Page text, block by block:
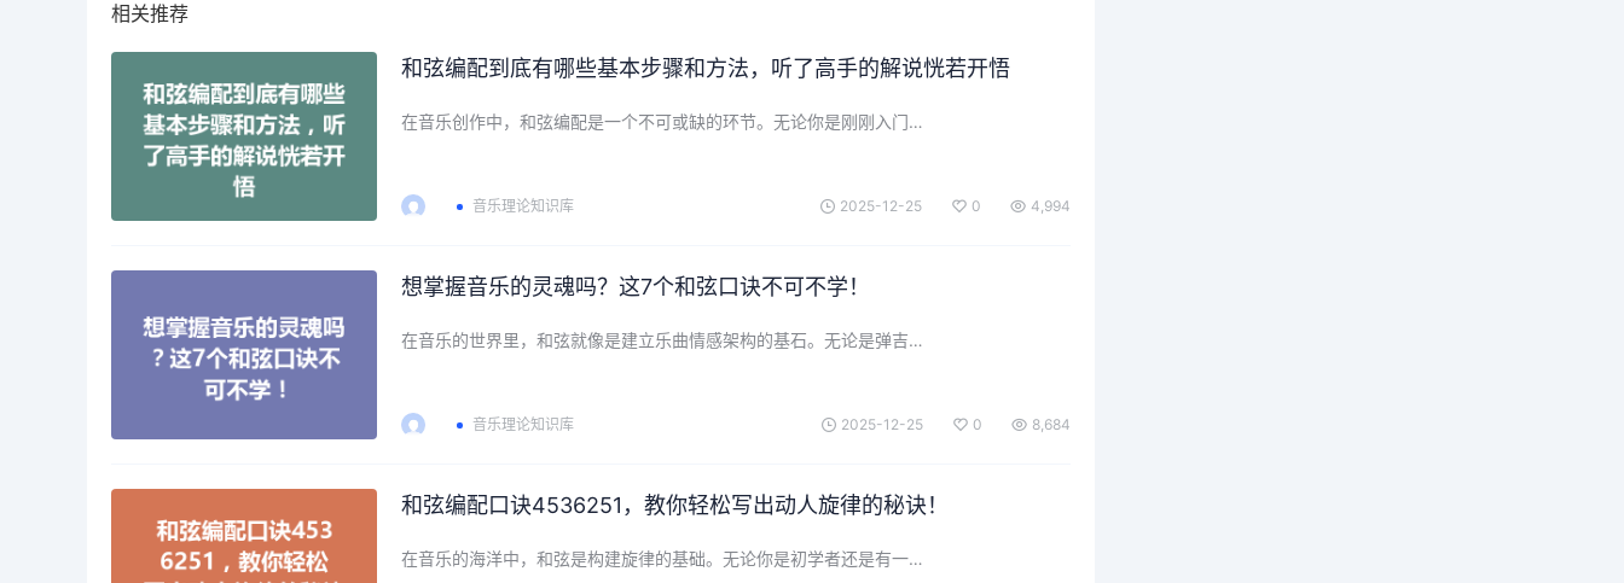
相关推荐
和弦编配到底有哪些基本步骤和方法，听了高手的解说恍若开悟
在音乐创作中，和弦编配是一个不可或缺的环节。无论你是刚刚入门…
音乐理论知识库 2025-12-25 0 4,994
想掌握音乐的灵魂吗？这7个和弦口诀不可不学！
在音乐的世界里，和弦就像是建立乐曲情感架构的基石。无论是弹吉…
音乐理论知识库 2025-12-25 0 8,684
和弦编配口诀4536251，教你轻松写出动人旋律的秘诀！
在音乐的海洋中，和弦是构建旋律的基础。无论你是初学者还是有一…